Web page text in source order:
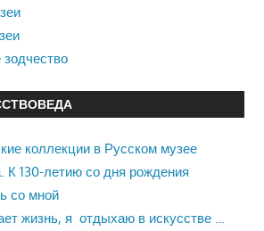
коллекции в Русском музее
К 130-летию со дня рождения
со мной
жизнь, я отдыхаю в искусстве …